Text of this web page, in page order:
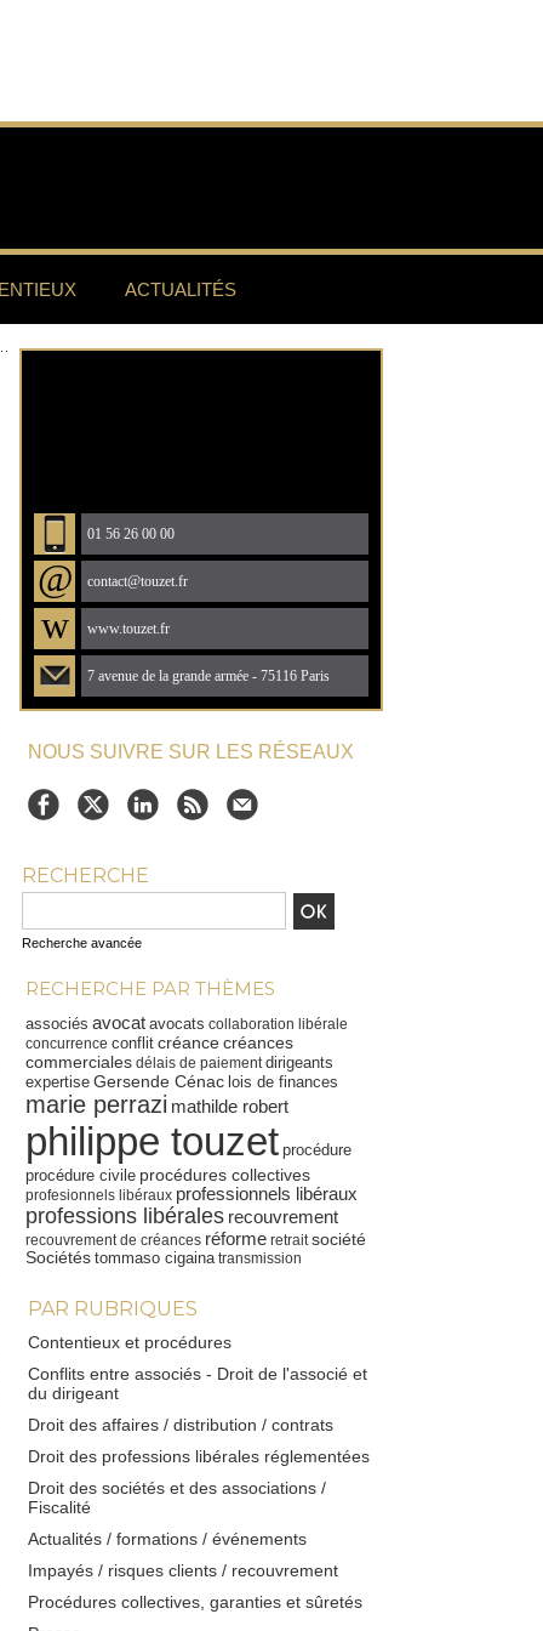
ACTUALITÉS
01 56 26 00 00
@ contact@touzet.fr
w www.touzet.fr
7 avenue de la grande armée - 75116 Paris
NOUS SUIVRE SUR LES RÉSEAUX
RECHERCHE
Recherche avancée
RECHERCHE PAR THÈMES
associés avocat avocats collaboration libérale
concurrence conflit créancecréances
commerciales délais de paiement dirigeants
expertise Gersende Cénac lois de finances
marie perrazi mathilde robert
philippe touzet procédure
procédure civile procédures collectives
profesionnels libéraux professionnels libéraux
professions libérales recouvrement
recouvrement de créances réforme retrait société
Sociétés tommaso cigaina transmission
PAR RUBRIQUES
Contentieux et procédures
Conflits entre associés - Droit de l'associé et
du dirigeant
Droit des affaires / distribution / contrats
Droit des professions libérales réglementées
Droit des sociétés et des associations /
Fiscalité
Actualités / formations / événements
Impayés / risques clients / recouvrement
Procédures collectives, garanties et sûretés